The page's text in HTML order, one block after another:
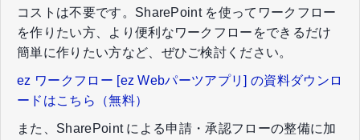
コストは不要です。SharePoint を使ってワークフロー
を作りたい方、より便利なワークフローをできるだけ
簡単に作りたい方など、ぜひご検討ください。
ez ワークフロー [ez Webパーツアプリ] の資料ダウンロ
ードはこちら（無料）
また、SharePoint による申請・承認フローの整備に加